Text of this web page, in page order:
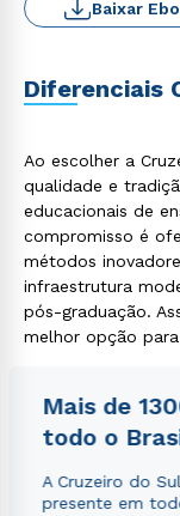
Baixar
Diferenciais
Ao escolher a
qualidade e
educacionais de
compromisso é
métodos
infraestrutura
pós-graduação.
melhor opção
Mais de
todo o
A Cruzeiro do
presente em
Rápido